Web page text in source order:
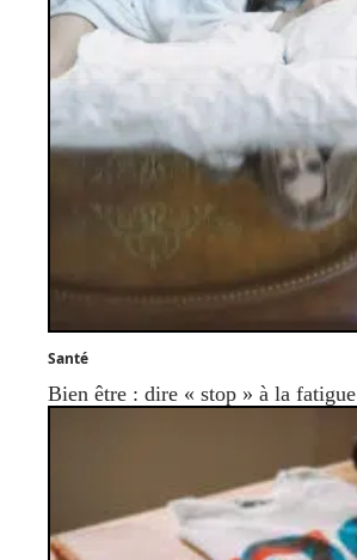
Santé
Bien être : dire « stop » à la fatigue